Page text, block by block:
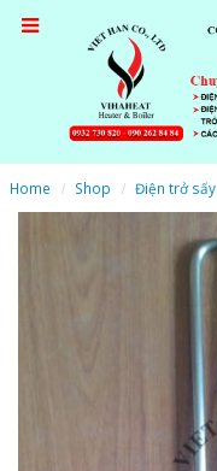
Home Shop Điện trở sấy